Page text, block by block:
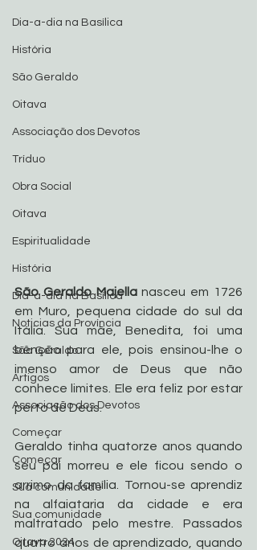
Dia-a-dia na Basílica
História
São Geraldo
Oitava
Associação dos Devotos
Tríduo
Obra Social
Oitava
Espiritualidade
História
Dia-a-dia na Basílica
Noticias da Província
São Geraldo
Artigos
Associação dos Devotos
Começar
Começar
Sua comunidade
Sua comunidade
Oitava 2024
São Geraldo Majella nasceu em 1726
em Muro, pequena cidade do sul da
Itália. Sua mãe, Benedita, foi uma
bênção para ele, pois ensinou-lhe o
imenso amor de Deus que não
conhece limites. Ele era feliz por estar
perto de Deus.
Geraldo tinha quatorze anos quando
seu pai morreu e ele ficou sendo o
arrimo da família. Tornou-se aprendiz
na alfaiataria da cidade e era
maltratado pelo mestre. Passados
quatro anos de aprendizado, quando